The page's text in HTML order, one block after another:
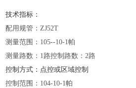
技术指标：
配用规管：ZJ52T
测量范围： 105--10-1帕
测量路数： 1路控制路数：2路
控制方式：点控或区域控制
控制范围： 104-10-1帕